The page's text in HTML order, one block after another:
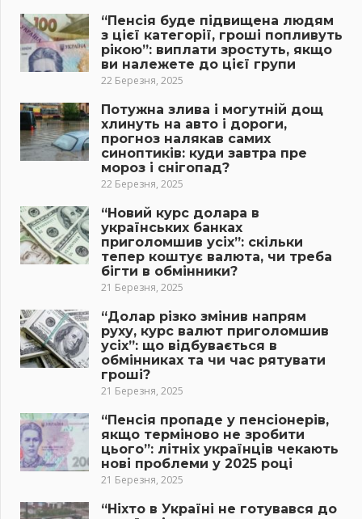
“Пенсія буде підвищена людям
з цієї категорії, гроші попливуть
рікою”: виплати зростуть, якщо
ви належете до цієї групи
22 Березня, 2025
Потужна злива і могутній дощ
хлинуть на авто і дороги,
прогноз налякав самих
синоптиків: куди завтра пре
мороз і снігопад?
22 Березня, 2025
“Новий курс долара в
українських банках
приголомшив усіх”: скільки
тепер коштує валюта, чи треба
бігти в обмінники?
21 Березня, 2025
“Долар різко змінив напрям
руху, курс валют приголомшив
усіх”: що відбувається в
обмінниках та чи час рятувати
гроші?
21 Березня, 2025
“Пенсія пропаде у пенсіонерів,
якщо терміново не зробити
цього”: літніх українців чекають
нові проблеми у 2025 році
21 Березня, 2025
“Ніхто в Україні не готувався до